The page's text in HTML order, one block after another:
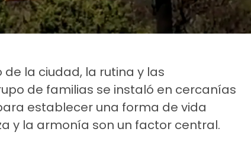
la ciudad, la rutina y las
de familias se instaló en cercanías
establecer una forma de vida
y la armonía son un factor central.